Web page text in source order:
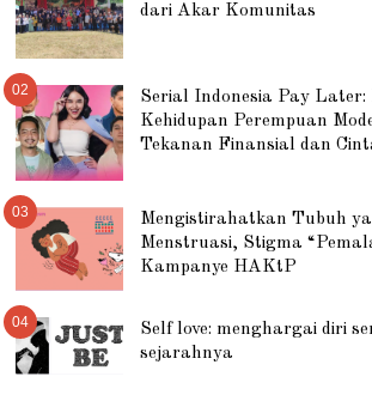
dari Akar Komunitas
02
Serial Indonesia Pay Later:
Kehidupan Perempuan
Tekanan Finansial dan
03
Mengistirahatkan Tubuh
Menstruasi, Stigma
Kampanye HAKtP
04
Self love: menghargai diri
sejarahnya